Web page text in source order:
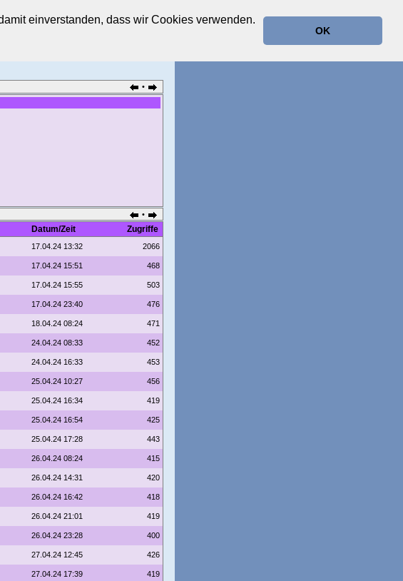
einverstanden, dass wir Cookies verwenden.
OK
•
•
Datum/Zeit Zugriffe
17.04.24 13:32 2066
17.04.24 15:51 468
17.04.24 15:55 503
17.04.24 23:40 476
18.04.24 08:24 471
24.04.24 08:33 452
24.04.24 16:33 453
25.04.24 10:27 456
25.04.24 16:34 419
25.04.24 16:54 425
25.04.24 17:28 443
26.04.24 08:24 415
26.04.24 14:31 420
26.04.24 16:42 418
26.04.24 21:01 419
26.04.24 23:28 400
27.04.24 12:45 426
27.04.24 17:39 419